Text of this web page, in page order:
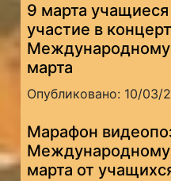
9 марта
участие в
марта
Опубликовано: 10/03/
Марафон
марта от